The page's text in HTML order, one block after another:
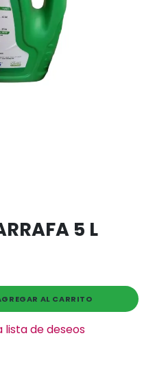
5 L
AL CARRITO
lista de deseos